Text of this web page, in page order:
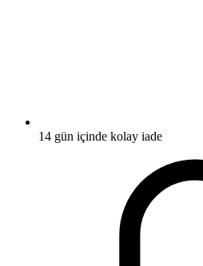
14 gün içinde kolay iade